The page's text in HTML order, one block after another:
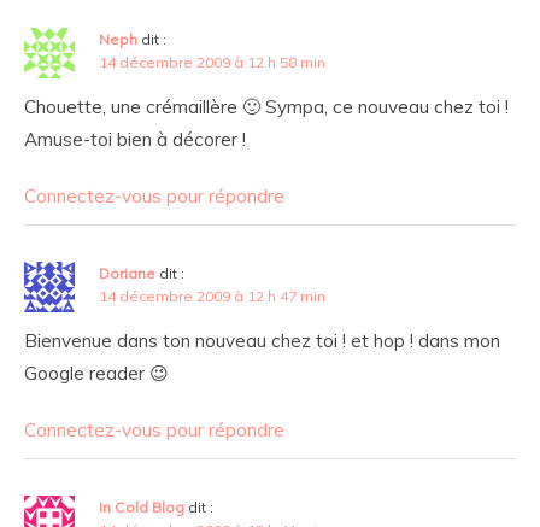
Neph dit :
14 décembre 2009 à 12 h 58 min
Chouette, une crémaillère 🙂 Sympa, ce nouveau chez toi !
Amuse-toi bien à décorer !
Connectez-vous pour répondre
Doriane dit :
14 décembre 2009 à 12 h 47 min
Bienvenue dans ton nouveau chez toi ! et hop ! dans mon
Google reader 😉
Connectez-vous pour répondre
In Cold Blog dit :